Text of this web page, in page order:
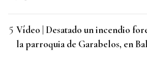
Vídeo | Desatado un incendio
la parroquia de Garabelos, en